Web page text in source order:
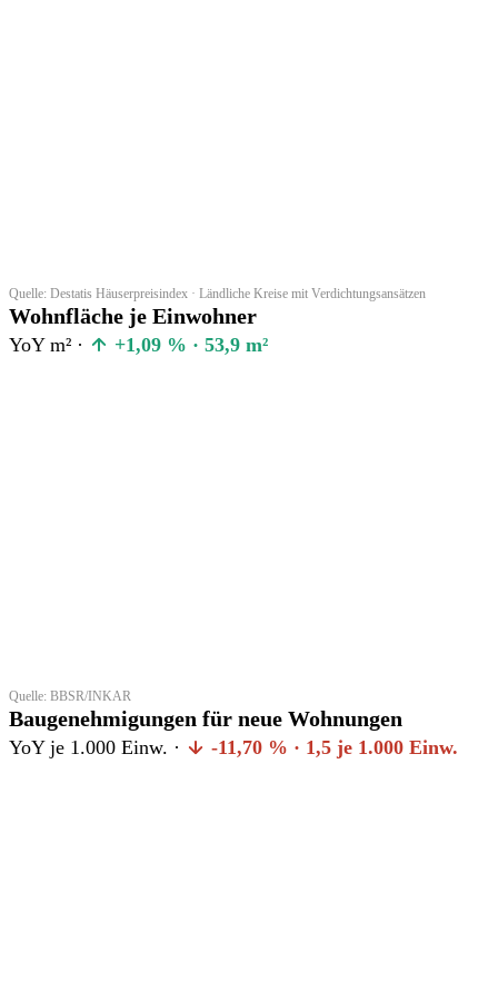
Quelle: Destatis Häuserpreisindex · Ländliche Kreise mit Verdichtungsansätzen
Wohnfläche je Einwohner
YoY m² · +1,09 % · 53,9 m²
Quelle: BBSR/INKAR
Baugenehmigungen für neue Wohnungen
YoY je 1.000 Einw. · -11,70 % · 1,5 je 1.000 Einw.